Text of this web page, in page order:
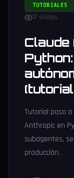
TUTORIALES
17 visitas
Claude
Tutorial paso a
Anthropic en
subagentes,
producción.